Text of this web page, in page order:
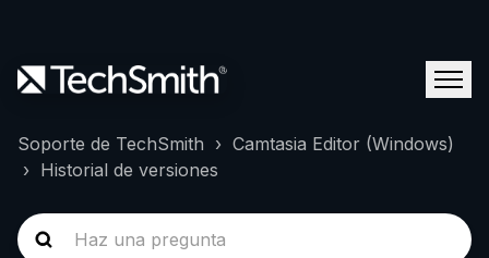
Soporte de TechSmith
Camtasia Editor (Windows)
Historial de versiones